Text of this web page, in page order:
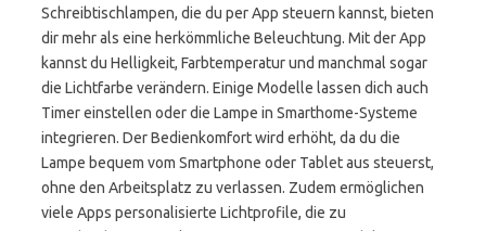
Schreibtischlampen, die du per App steuern kannst, bieten
dir mehr als eine herkömmliche Beleuchtung. Mit der App
kannst du Helligkeit, Farbtemperatur und manchmal sogar
die Lichtfarbe verändern. Einige Modelle lassen dich auch
Timer einstellen oder die Lampe in Smarthome-Systeme
integrieren. Der Bedienkomfort wird erhöht, da du die
Lampe bequem vom Smartphone oder Tablet aus steuerst,
ohne den Arbeitsplatz zu verlassen. Zudem ermöglichen
viele Apps personalisierte Lichtprofile, die zu